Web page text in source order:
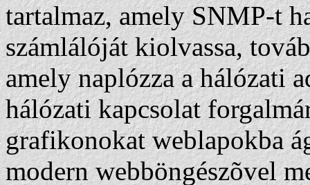
tartalmaz, amely SNMP-t
számlálóját kiolvassa,
amely naplózza a hálózati
hálózati kapcsolat
grafikonokat weblapokba
modern webböngészõvel